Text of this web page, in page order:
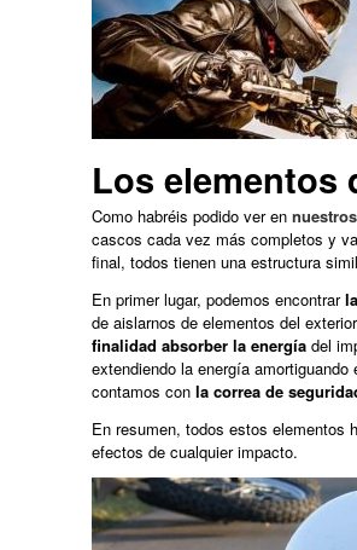
Los elementos
Como habréis podido ver en
cascos cada vez más completos y
final, todos tienen una estructura
En primer lugar, podemos encontrar
de aislarnos de elementos del
finalidad absorber la energía del
extendiendo la energía
contamos con la correa de
En resumen, todos estos elementos
efectos de cualquier impacto.